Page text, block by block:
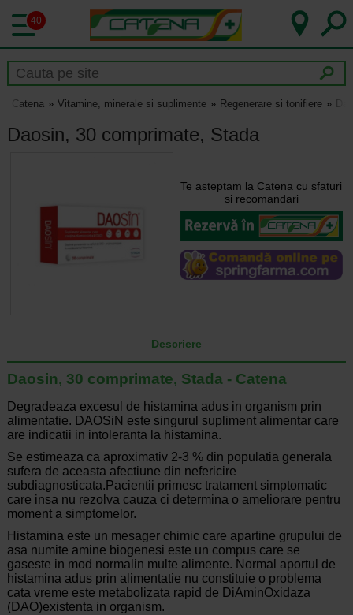
40
Catena Vitamine, minerale si suplimente Regenerare si tonifiere
Daosin, 30 comprimate, Stada
Te asteptam la Catena cu sfaturi
si recomandari
Descriere
Daosin, 30 comprimate, Stada - Catena
Degradeaza excesul de histamina adus in organism prin
alimentatie. DAOSiN este singurul supliment alimentar care
are indicatii in intoleranta la histamina.
Se estimeaza ca aproximativ 2-3 % din populatia generala
sufera de aceasta afectiune din nefericire
subdiagnosticata.Pacientii primesc tratament simptomatic
care insa nu rezolva cauza ci determina o ameliorare pentru
moment a simptomelor.
Histamina este un mesager chimic care apartine grupului de
asa numite amine biogenesi este un compus care se
gaseste in mod normalin multe alimente. Normal aportul de
histamina adus prin alimentatie nu constituie o problema
cata vreme este metabolizata rapid de DiAminOxidaza
(DAO)existenta in organism.